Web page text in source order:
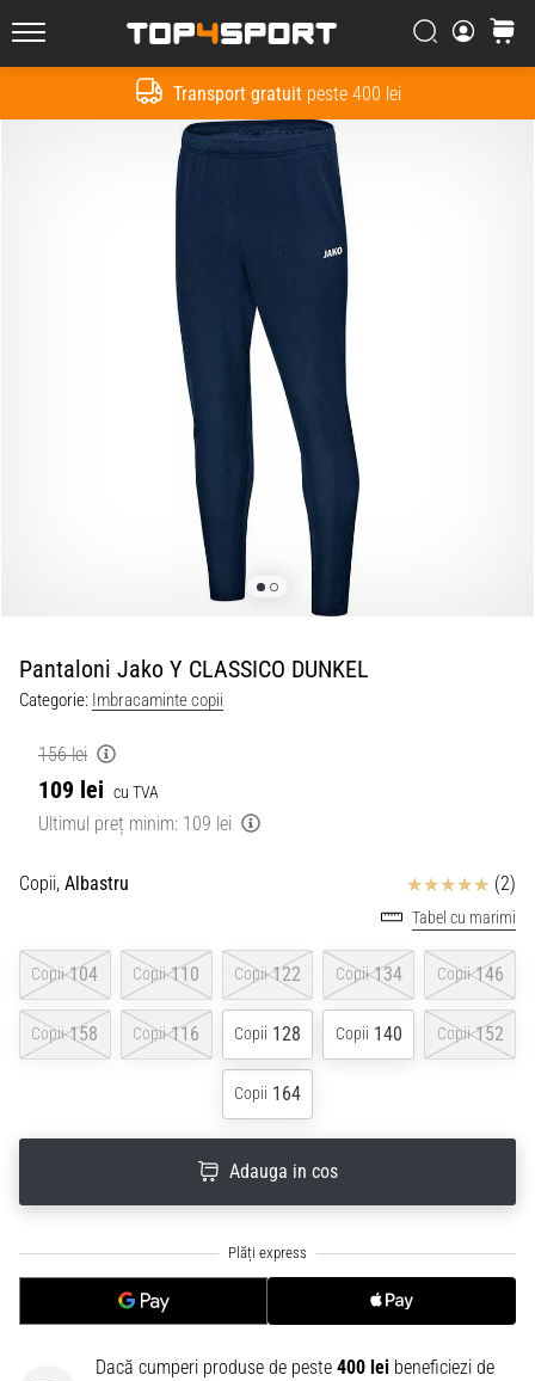
Transport gratuitpeste 400 lei
Top4Sport.ro Căutare
Cos
Pantaloni Jako Y CLASSICO DUNKEL
Categorie: Imbracaminte copii
156 lei
109 lei cu TVA
Ultimul preț minim: 109 lei
Copii, Albastru Review (2)
Tabel cu marimi
Copii 104 Copii 110 Copii 122 Copii 134 Copii 146
Copii 158 Copii 116 Copii 128 Copii 140 Copii 152
Copii 164
Adauga in cos
Dacă cumperi produse de peste 400 lei beneficiezi de